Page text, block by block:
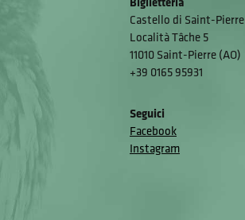
Castello di Saint-Pierre
Località Tâche 5
11010 Saint-Pierre (AO)
+39 0165 95931
Seguici
Facebook
Instagram